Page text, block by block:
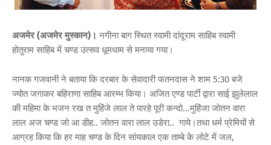
अजमेर (अजमेर मुस्कान)। नगीना बाग स्थित स्वामी दांदूराम साहिब स्वामी
होतुराम साहिब में चण्ड उत्सव धूमधाम से मनाया गया।
नानक गजवानी ने बताया कि दरबार के सेवादारी फतनदास ने शाम 5:30 बजे
ज्योत जगाकर बहिराणा साहिब आरम्भ किया। अजित एण्ड पार्टी द्वारा साई झुलेलाल
की महिमा के भजन रख त मुहिंजे लाल ते पारहे पूरी कन्दो...मुहिंजा जोतन वारा
लाल अज चण्ड जो आ डीह.. जोतन वारा लाल उडेरा.. गाये।तथा धर्म प्रेमियों से
आग्रह किया कि हर माह चण्ड के दिन सांयकाल एक ताम्बे के लोटे में जल,